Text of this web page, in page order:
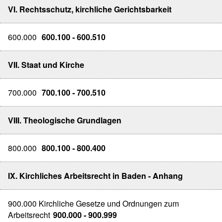
VI. Rechtsschutz, kirchliche Gerichtsbarkeit
600.000 600.100 - 600.510
VII. Staat und Kirche
700.000 700.100 - 700.510
VIII. Theologische Grundlagen
800.000 800.100 - 800.400
IX. Kirchliches Arbeitsrecht in Baden - Anhang
900.000 Kirchliche Gesetze und Ordnungen zum
Arbeitsrecht 900.000 - 900.999